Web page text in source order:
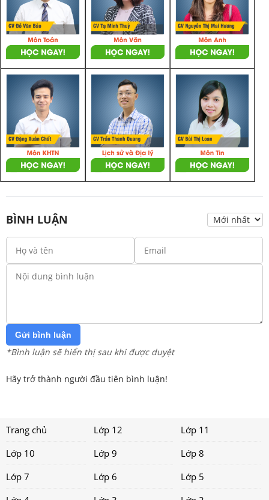
BÌNH LUẬN
Gửi bình luận
*Bình luận sẽ hiển thị sau khi được duyệt
Hãy trở thành người đầu tiên bình luận!
Trang chủ Lớp 12
Lớp 11
Lớp 10
Lớp 9
Lớp 8
Lớp 7
Lớp 6
Lớp 5